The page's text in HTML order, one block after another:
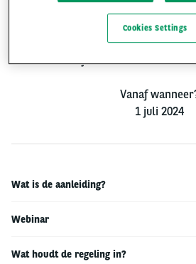
Voor wie geldt
Bedrijven met meer dan
Vanaf
1 juli 2024
Wat is de aanleiding?
Webinar
Wat houdt de regeling in?
Cookies Settings